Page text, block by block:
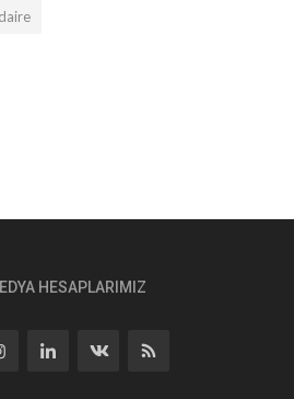
HESAPLARIMIZ